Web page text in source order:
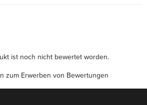
ist noch nicht bewertet worden.
zum Erwerben von Bewertungen